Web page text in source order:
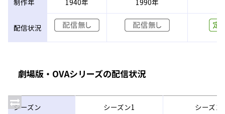
制作年 1940年 1990年
配信状況
劇場版・OVAシリーズの配信状況
シーズン シーズン1 シーズン